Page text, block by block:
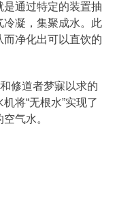
通过特定的装置抽
冷凝，集聚成水。此
净化出可以直饮的
修道者梦寐以求的
将“无根水”实现了
气水。